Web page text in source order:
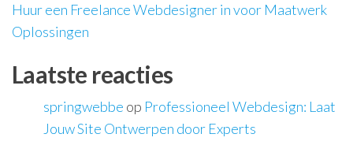
Huur een Freelance Webdesigner in voor Maatwerk
Oplossingen
Laatste reacties
springwebbe op Professioneel Webdesign: Laat
Jouw Site Ontwerpen door Experts